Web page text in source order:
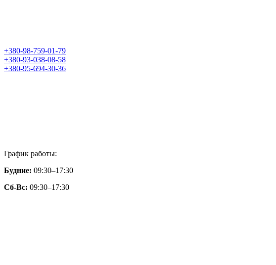
+380-98-759-01-79
+380-93-038-08-58
+380-95-694-30-36
График работы:
Будние: 09:30–17:30
Сб-Вс: 09:30–17:30